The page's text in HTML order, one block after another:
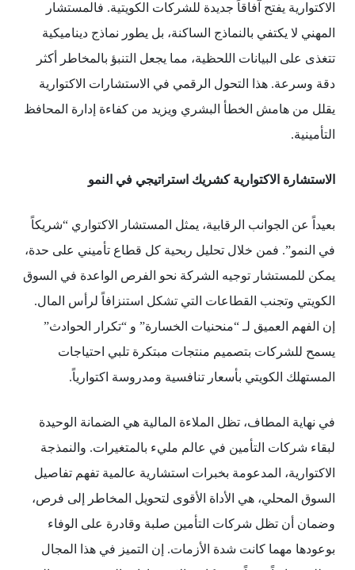
الاكتوارية يفتح آفاقاً جديدة للشركات الكويتية. فالمستشار
المهني لا يكتفي بالنماذج الساكنة، بل يطور نماذج ديناميكية
تتغذى على البيانات اللحظية، مما يجعل التنبؤ بالمخاطر أكثر
دقة وسرعة. هذا التحول الرقمي في الاستشارات الاكتوارية
يقلل من هامش الخطأ البشري ويزيد من كفاءة إدارة المحافظ
التأمينية.
الاستشارة الاكتوارية كشريك استراتيجي في النمو
بعيداً عن الجوانب الرقابية، يمثل المستشار الاكتواري “شريكاً
في النمو”. فمن خلال تحليل ربحية كل قطاع تأميني على حدة،
يمكن للمستشار توجيه الشركة نحو الفرص الواعدة في السوق
الكويتي وتجنب القطاعات التي تشكل استنزافاً لرأس المال.
إن الفهم العميق لـ “منحنيات الخسارة” و “تكرار الحوادث”
يسمح للشركات بتصميم منتجات مبتكرة تلبي احتياجات
المستهلك الكويتي بأسعار تنافسية ومدروسة اكتوارياً.
في نهاية المطاف، تظل الملاءة المالية هي الضمانة الوحيدة
لبقاء شركات التأمين في عالم مليء بالمتغيرات. والنمذجة
الاكتوارية، المدعومة بخبرات استشارية عالمية تفهم تفاصيل
السوق المحلي، هي الأداة الأقوى لتحويل المخاطر إلى فرص،
وضمان أن تظل شركات التأمين صلبة وقادرة على الوفاء
بوعودها مهما كانت شدة الأزمات. إن التميز في هذا المجال